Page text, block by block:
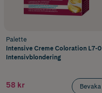
Palette
Intensive Creme Coloration L7-0
Intensivblondering
58 kr Bevaka